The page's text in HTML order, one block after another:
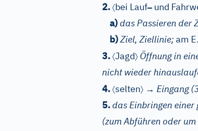
2.〈bei Lauf–und
a) das Passieren der
b)Ziel, Ziellinie;am
3.〈Jagd〉 Öffnung in
nicht wieder
4.〈selten〉 → Eingang
5. das Einbringen
(zum Abführen oder